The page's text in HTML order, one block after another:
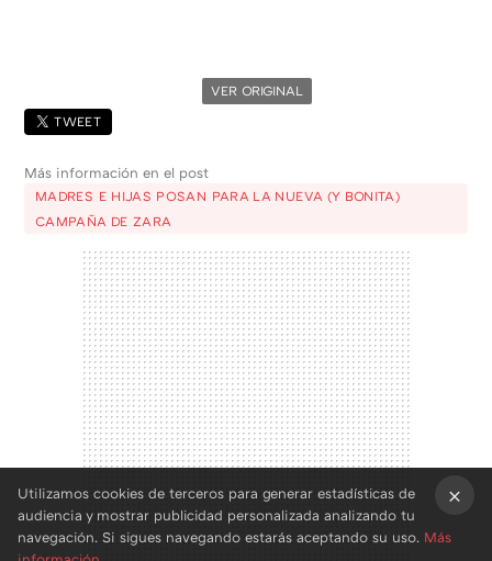
VER ORIGINAL
TWEET
Más información en el post
MADRES E HIJAS POSAN PARA LA NUEVA (Y BONITA)
CAMPAÑA DE ZARA
Utilizamos cookies de terceros para generar estadísticas de
audiencia y mostrar publicidad personalizada analizando tu
navegación. Si sigues navegando estarás aceptando su uso. Más